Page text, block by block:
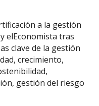
a la gestión
elEconomista tras
clave de la gestión
crecimiento,
gestión del riesgo